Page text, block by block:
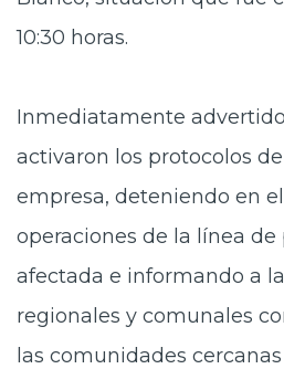
10:30 horas.
Inmediatamente
activaron los protocolos
empresa, deteniendo en
operaciones de la línea de
afectada e informando a
regionales y comunales
las comunidades